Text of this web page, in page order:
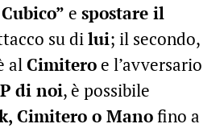
e spostare il
su dilui; il secondo,
alCimiteroe l’avversario
di noi, è possibile
Cimitero o Manofino a